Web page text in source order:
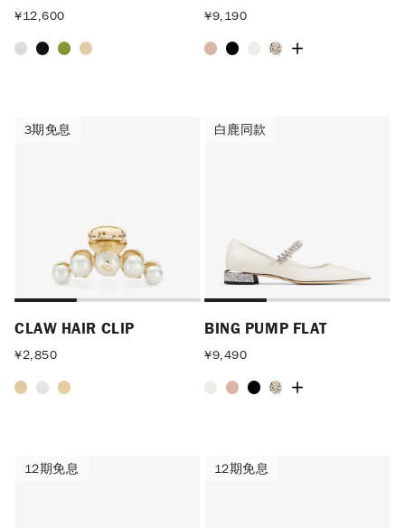
¥12,600 ¥9,190
3期免息 3期免息
CLAW HAIR CLIP
¥2,850
白鹿同款 白鹿同款
BING PUMP FLAT
¥9,490
12期免息 12期免息
12期免息 12期免息